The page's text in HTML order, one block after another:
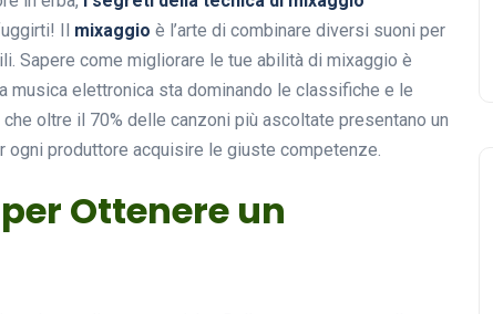
Il mixaggio è l’arte di combinare diversi suoni per
Sapere come migliorare le tue abilità di mixaggio è
musica elettronica sta dominando le classifiche e le
oltre il 70% delle canzoni più ascoltate presentano un
ogni produttore acquisire le giuste competenze.
Ottenere un